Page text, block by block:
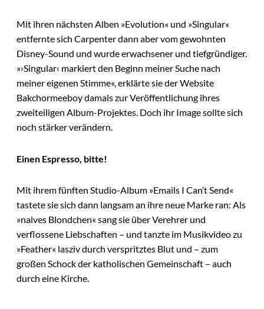
Mit ihren nächsten Alben »Evolution« und »Singular«
entfernte sich Carpenter dann aber vom gewohnten
Disney-Sound und wurde erwachsener und tiefgründiger.
»›Singular‹ markiert den Beginn meiner Suche nach
meiner eigenen Stimme«, erklärte sie der Website
Bakchormeeboy damals zur Veröffentlichung ihres
zweiteiligen Album-Projektes. Doch ihr Image sollte sich
noch stärker verändern.
Einen Espresso, bitte!
Mit ihrem fünften Studio-Album »Emails I Can’t Send«
tastete sie sich dann langsam an ihre neue Marke ran: Als
»naives Blondchen« sang sie über Verehrer und
verflossene Liebschaften – und tanzte im Musikvideo zu
»Feather« lasziv durch verspritztes Blut und – zum
großen Schock der katholischen Gemeinschaft – auch
durch eine Kirche.